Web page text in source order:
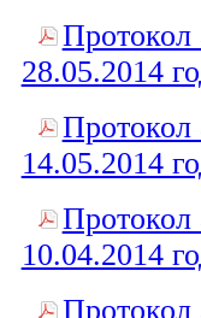
Протокол
28.05.2014
Протокол
14.05.2014
Протокол
10.04.2014
Протокол